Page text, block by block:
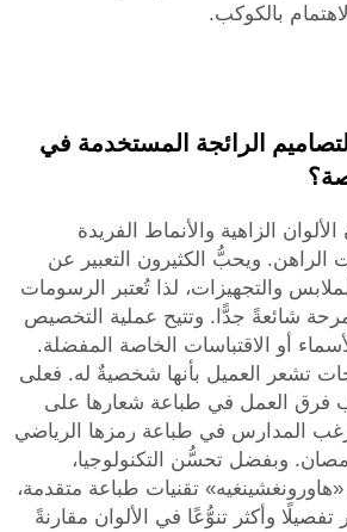
بالكوكب.
الرائجة المستخدمة في
الزاهية والأنماط الفريدة
ويحبُّ الكثيرون التعبير عن
والتجهيزات، لذا تُعتبر الرسومات
شائعةً جدًّا. وتتيح عملية التخصيص
أو الاقتباسات الخاصة المفضلة.
تشعر العميل بأنها شخصيةٌ له. فعلى
فرق العمل في طباعة شعارها على
المدارس في طباعة رمزها الرياضي
وبفضل تحسُّن التكنولوجيا،
تقنيات طباعة متقدمة،
وأكثر تنوُّعًا في الألوان مقارنةً